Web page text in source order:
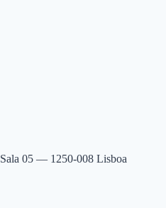
05 — 1250-008 Lisboa